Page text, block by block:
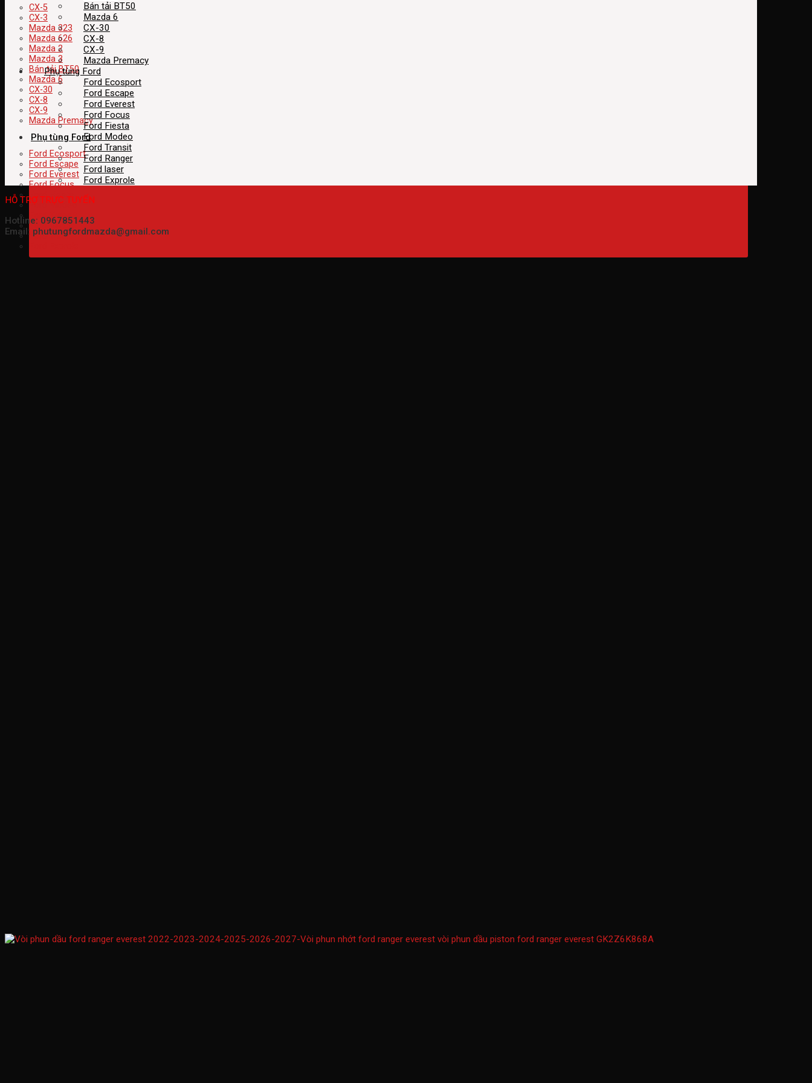
CX-5
CX-3
Mazda 323
Mazda 626
Mazda 2
Mazda 3
Bán tải BT50
Mazda 6
CX-30
CX-8
CX-9
Mazda Premacy
Phụ tùng Ford
Ford Ecosport
Ford Escape
Ford Everest
Ford Focus
Ford Fiesta
Ford Modeo
Ford Transit
Ford Ranger
Ford laser
Bán tải BT50
Mazda 6
CX-30
CX-8
CX-9
Mazda Premacy
Phụ tùng Ford
Ford Ecosport
Ford Escape
Ford Everest
Ford Focus
Ford Fiesta
Ford Modeo
Ford Transit
Ford Ranger
Ford laser
Ford Exprole
HỖ TRỢ TRỰC TUYẾN
Hotline: 0967851443
Email: phutungfordmazda@gmail.com